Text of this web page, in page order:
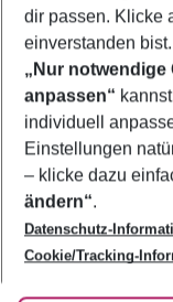
Footer
Footer navigation
Über uns
AGB
Bestpreisgarantie
Cookie-
Cookie-Richtlinie
Agenturbetreuung
Barrierefreies Reisen
Folge uns
dir passen. Klicke
einverstanden
„Nur notwendige
anpassen“
individuell
Einstellungen
– klicke dazu
ändern“.
Datenschutz-
Cookie/Tracking-